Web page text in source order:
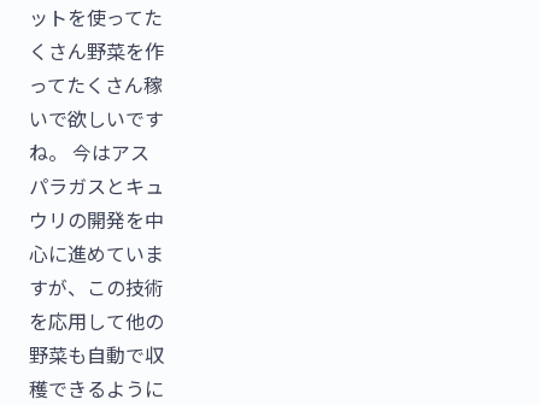
ットを使ってた
くさん野菜を作
ってたくさん稼
いで欲しいです
ね。 今はアス
パラガスとキュ
ウリの開発を中
心に進めていま
すが、この技術
を応用して他の
野菜も自動で収
穫できるように